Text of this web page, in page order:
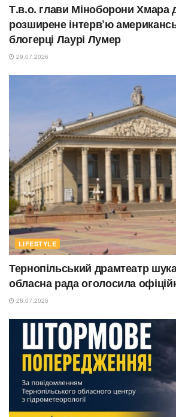
Т.в.о. глави Міноборони Хмара
розширене інтерв’ю
блогерці Лаурі Лумер
29.07.2026
LIFESTYLE
Тернопільський драмтеатр
обласна рада оголосила
28.07.2026